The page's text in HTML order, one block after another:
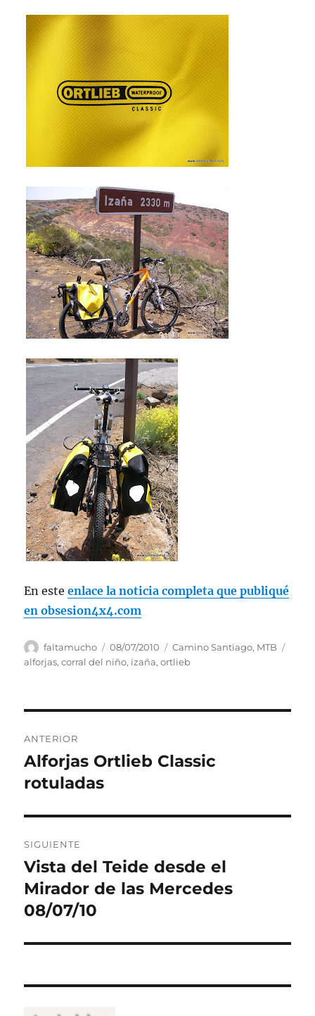
En esteenlace la noticia completa que publiqué
en obsesion4x4.com
Autor
faltamucho
Publicado
el
08/07/2010 Categorías
Camino Santiago, MTB
alforjas,corral del niño, izaña,ortlieb
de
entradas
ANTERIOR
Entrada
anterior:
Alforjas Ortlieb Classic
rotuladas
SIGUIENTE
Entrada
siguiente:
Vista del Teide desde el
Mirador de las Mercedes
08/07/10